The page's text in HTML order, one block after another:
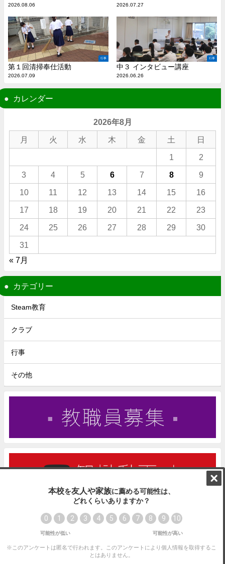
2026.08.06 2026.07.27
行事
第１回清掃奉仕活動
2026.07.09
行事
中３ インタビュー講座
2026.06.26
カレンダー
2026年8月
月 火 水 木 金 土 日
1 2
3 4 5 6 7 8 9
10 11 12 13 14 15 16
17 18 19 20 21 22 23
24 25 26 27 28 29 30
31
« 7月
カテゴリー
Steam教育
クラブ
行事
その他